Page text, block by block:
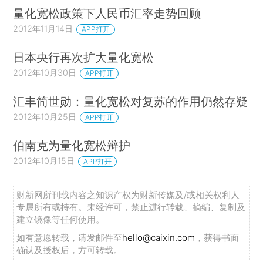
量化宽松政策下人民币汇率走势回顾
2012年11月14日 APP打开
日本央行再次扩大量化宽松
2012年10月30日 APP打开
汇丰简世勋：量化宽松对复苏的作用仍然存疑
2012年10月25日 APP打开
伯南克为量化宽松辩护
2012年10月15日 APP打开
财新网所刊载内容之知识产权为财新传媒及/或相关权利人
专属所有或持有。未经许可，禁止进行转载、摘编、复制及
建立镜像等任何使用。
如有意愿转载，请发邮件至hello@caixin.com ，获得书面
确认及授权后，方可转载。